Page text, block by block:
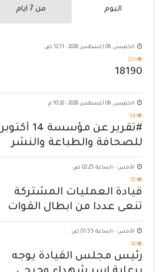
اليوم من 7 ايام
الخميس, 06 أغسطس 2026 - 12:11 ص
217
18190
الخميس, 06 أغسطس 2026 - 10:32 م
94
#تقرير عن مؤسسة 14 أكتوبر
للصحافة والطباعة والنشر
الأمس - الساعة 02:25 ص
78
قيادة العمليات المشتركة
تنعى عددا من ابطال القوات
المسلحة
الأمس - الساعة 01:55 ص
74
رئيس مجلس القيادة يوجه